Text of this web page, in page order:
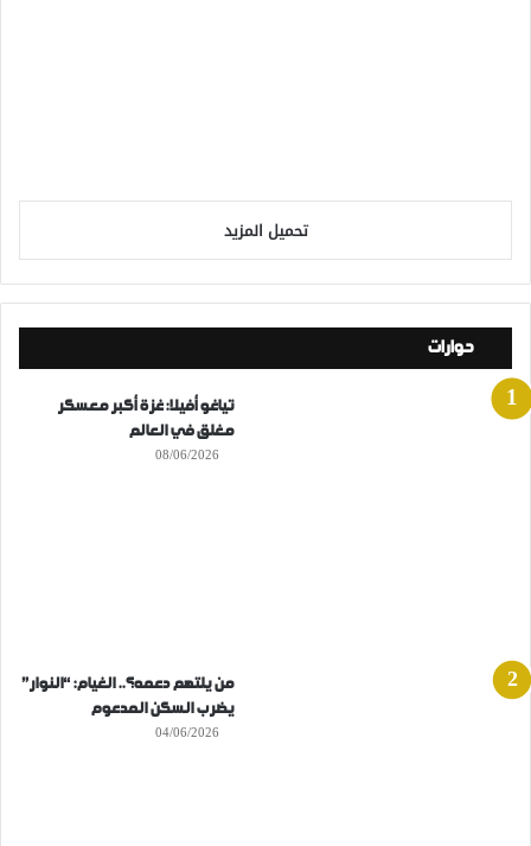
تحميل المزيد
حوارات
تياغو أفيلا: غزة أكبر معسكر
مغلق في العالم
08/06/2026
من يلتهم دعمه؟.. الغيام: “النوار”
يضرب السكن المدعوم
04/06/2026